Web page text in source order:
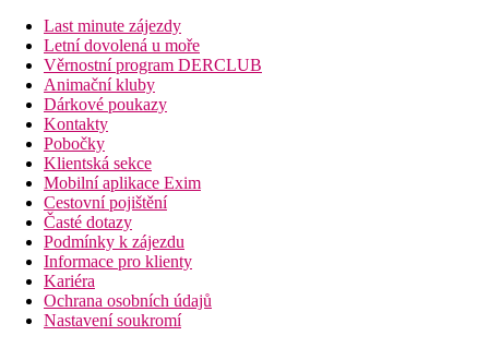
Last minute zájezdy
Letní dovolená u moře
Věrnostní program DERCLUB
Animační kluby
Dárkové poukazy
Kontakty
Pobočky
Klientská sekce
Mobilní aplikace Exim
Cestovní pojištění
Časté dotazy
Podmínky k zájezdu
Informace pro klienty
Kariéra
Ochrana osobních údajů
Nastavení soukromí